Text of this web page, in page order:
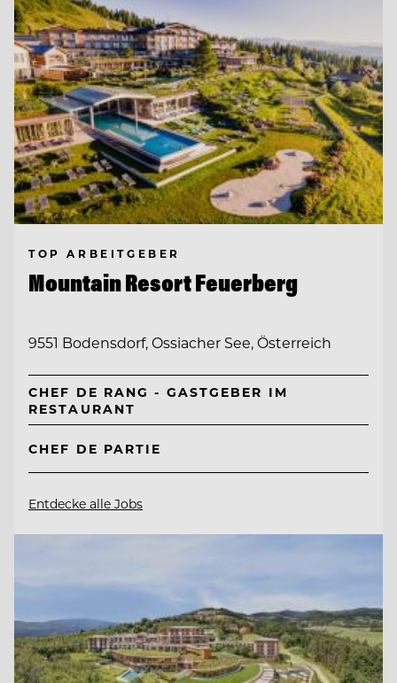
TOP ARBEITGEBER
Mountain Resort Feuerberg
9551 Bodensdorf, Ossiacher See, Österreich
CHEF DE RANG - GASTGEBER IM
RESTAURANT
CHEF DE PARTIE
Entdecke alle Jobs